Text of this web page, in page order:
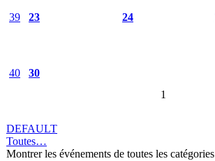
39 23 24
40
30
1
DEFAULT
Toutes…
Montrer les événements de toutes les catégories